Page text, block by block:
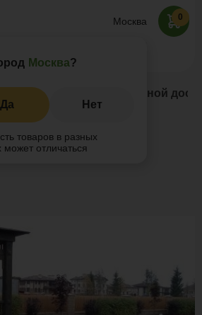
Москва
Москва?
Да Нет
товаров в разных
может отличаться
Заказать звонок
0
Статьи Укладка террасной